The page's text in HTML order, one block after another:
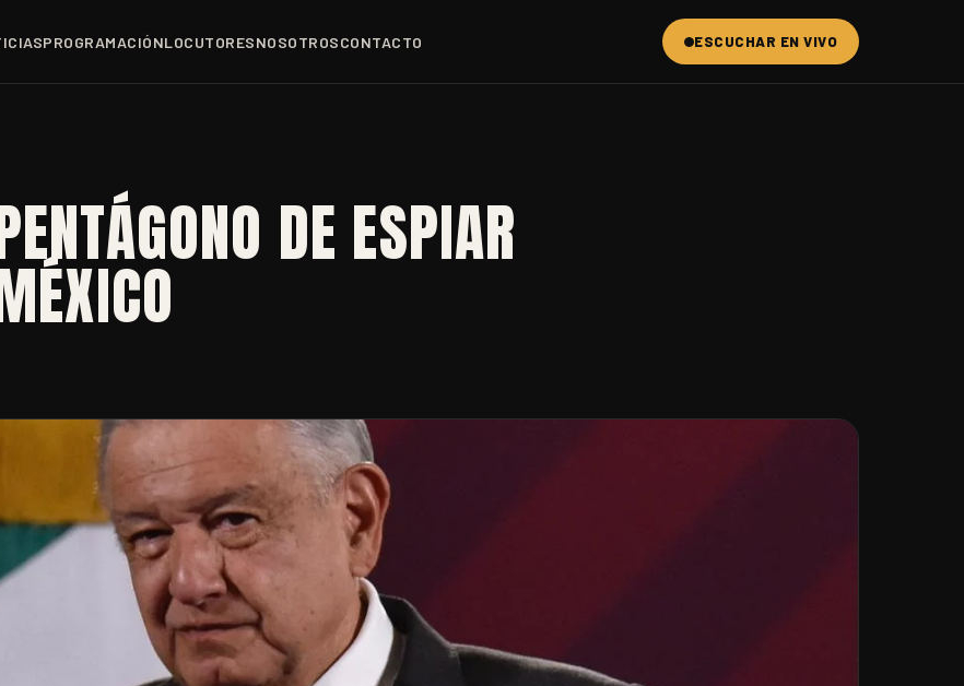
PROGRAMACIÓNLOCUTORESNOSOTROSCONTACTO ESCUCHAR EN VIVO
DE ESPIAR